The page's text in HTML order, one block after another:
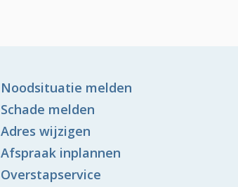
Noodsituatie melden
Schade melden
Adres wijzigen
Afspraak inplannen
Overstapservice